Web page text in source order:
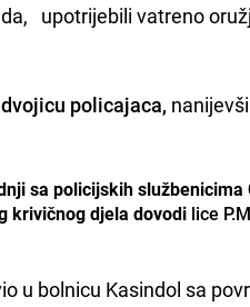
upotrijebili vatreno
policajaca,
sa policijskih
krivičnog djela dovodi lice
u bolnicu Kasindol sa